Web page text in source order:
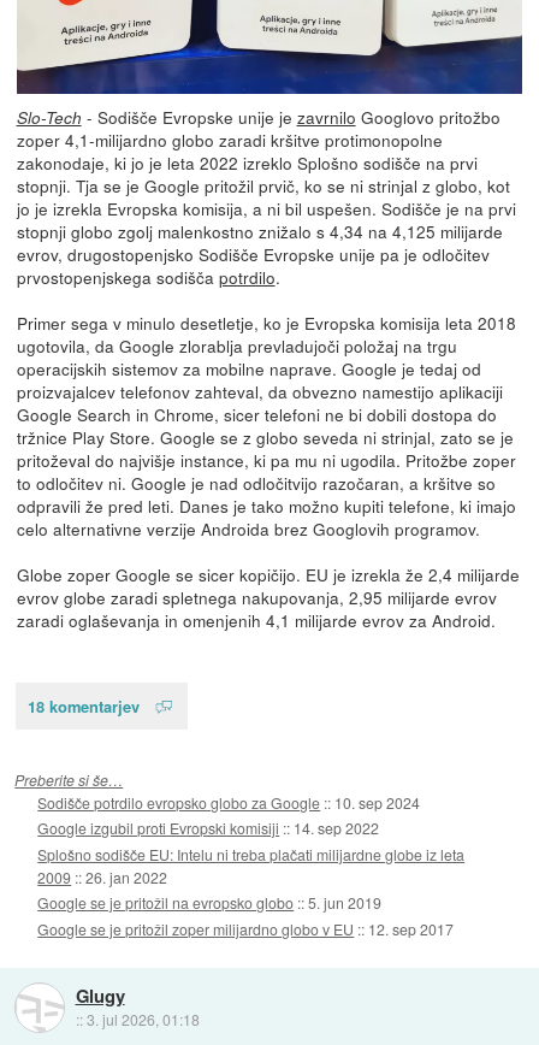
Slo-Tech - Sodišče Evropske unije je zavrnilo Googlovo pritožbo
zoper 4,1-milijardno globo zaradi kršitve protimonopolne
zakonodaje, ki jo je leta 2022 izreklo Splošno sodišče na prvi
stopnji. Tja se je Google pritožil prvič, ko se ni strinjal z globo, kot
jo je izrekla Evropska komisija, a ni bil uspešen. Sodišče je na prvi
stopnji globo zgolj malenkostno znižalo s 4,34 na 4,125 milijarde
evrov, drugostopenjsko Sodišče Evropske unije pa je odločitev
prvostopenjskega sodišča potrdilo.
Primer sega v minulo desetletje, ko je Evropska komisija leta 2018
ugotovila, da Google zlorablja prevladujoči položaj na trgu
operacijskih sistemov za mobilne naprave. Google je tedaj od
proizvajalcev telefonov zahteval, da obvezno namestijo aplikaciji
Google Search in Chrome, sicer telefoni ne bi dobili dostopa do
tržnice Play Store. Google se z globo seveda ni strinjal, zato se je
pritoževal do najvišje instance, ki pa mu ni ugodila. Pritožbe zoper
to odločitev ni. Google je nad odločitvijo razočaran, a kršitve so
odpravili že pred leti. Danes je tako možno kupiti telefone, ki imajo
celo alternativne verzije Androida brez Googlovih programov.
Globe zoper Google se sicer kopičijo. EU je izrekla že 2,4 milijarde
evrov globe zaradi spletnega nakupovanja, 2,95 milijarde evrov
zaradi oglaševanja in omenjenih 4,1 milijarde evrov za Android.
18 komentarjev
Preberite si še…
Sodišče potrdilo evropsko globo za Google :: 10. sep 2024
Google izgubil proti Evropski komisiji :: 14. sep 2022
Splošno sodišče EU: Intelu ni treba plačati milijardne globe iz leta
2009 ::26. jan 2022
Google se je pritožil na evropsko globo ::5. jun 2019
Google se je pritožil zoper milijardno globo v EU :: 12. sep 2017
Glugy
::3. jul 2026, 01:18